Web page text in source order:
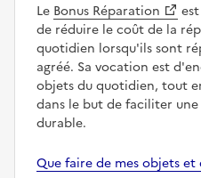
Le Bonus Réparation
de réduire le coût de la
quotidien lorsqu'ils sont
agréé. Sa vocation est
objets du quotidien, tout
dans le but de faciliter
durable.
Que faire de mes objets et